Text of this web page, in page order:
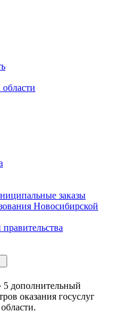
заказы
Новосибирской
5 дополнительный
оказания госуслуг